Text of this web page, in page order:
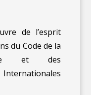
de l’esprit
du Code de la
et des